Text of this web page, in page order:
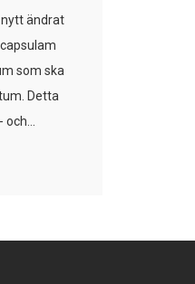
ändrat
som ska
Detta